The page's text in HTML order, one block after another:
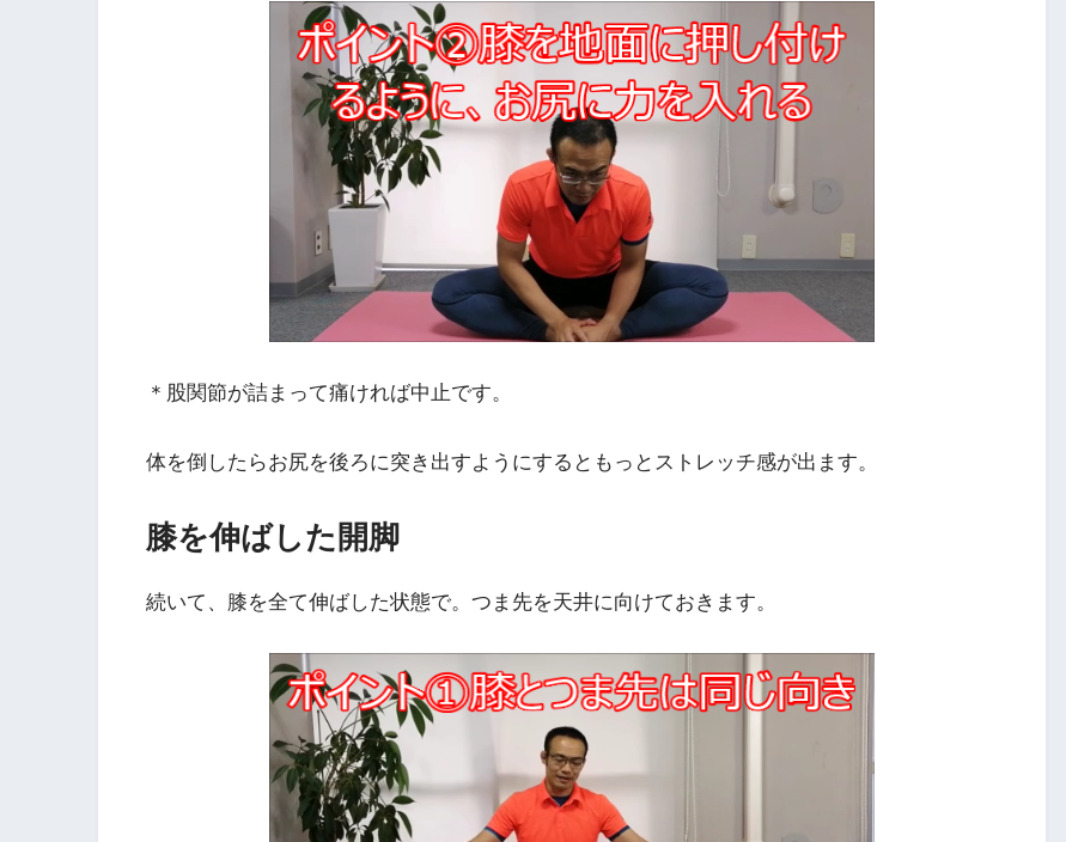
＊股関節が詰まって痛ければ中止です。
体を倒したらお尻を後ろに突き出すようにするともっとストレッチ感が出ます。
膝を伸ばした開脚
続いて、膝を全て伸ばした状態で。つま先を天井に向けておきます。